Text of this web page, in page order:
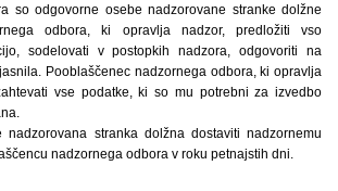
so odgovorne osebe nadzorovane stranke dolžne
odbora, ki opravlja nadzor, predložiti vso
sodelovati v postopkih nadzora, odgovoriti na
Pooblaščenec nadzornega odbora, ki opravlja
vse podatke, ki so mu potrebni za izvedbo
nadzorovana stranka dolžna dostaviti nadzornemu
nadzornega odbora v roku petnajstih dni.